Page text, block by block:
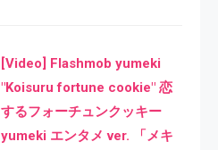
[Video] Flashmob yumeki
"Koisuru fortune cookie" 恋
するフォーチュンクッキー
yumeki エンタメ ver. 「メキ